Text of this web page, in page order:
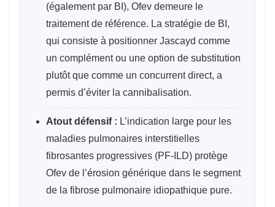
(également par BI), Ofev demeure le
traitement de référence. La stratégie de BI,
qui consiste à positionner Jascayd comme
un complément ou une option de substitution
plutôt que comme un concurrent direct, a
permis d’éviter la cannibalisation.
Atout défensif : L’indication large pour les
maladies pulmonaires interstitielles
fibrosantes progressives (PF-ILD) protège
Ofev de l’érosion générique dans le segment
de la fibrose pulmonaire idiopathique pure.